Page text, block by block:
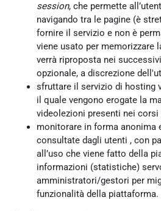
session, che permette
navigando tra le pagine (è
fornire il servizio e non è
viene usato per memorizzare
verrà riproposta nei
opzionale, a discrezione
sfruttare il servizio di hosting
il quale vengono erogate la
videolezioni presenti nei corsi
monitorare in forma anonima
consultate dagli utenti , con
all’uso che viene fatto della
informazioni (statistiche)
amministratori/gestori per
funzionalità della piattaforma.